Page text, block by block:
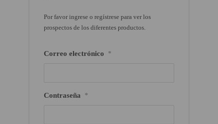
Por favor ingrese o regístrese para ver los
prospectos de los diferentes productos.
Correo electrónico *
Contraseña *